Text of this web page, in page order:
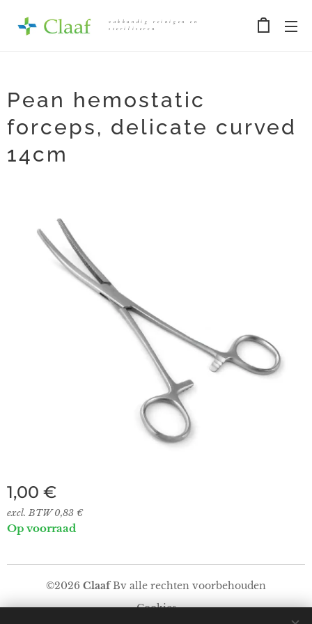
vakkundig reinigen en
steriliseren
Pean hemostatic
forceps, delicate curved
14cm
1,00 €
excl. BTW 0,83 €
Op voorraad
©2026 ClaafBv alle rechten voorbehouden
Cookies